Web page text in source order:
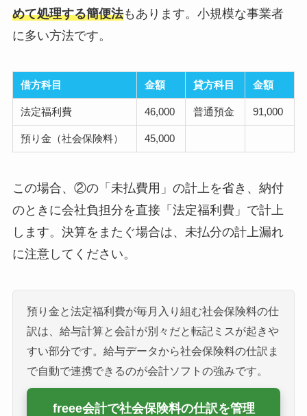
めて処理する簡便法もあります。小規模な事業者
に多い方法です。
借方科目 金額 貸方科目 金額
法定福利費 46,000 普通預金 91,000
預り金（社会保険料） 45,000
この場合、②の「未払費用」の計上を省き、納付
のときに会社負担分を直接「法定福利費」で計上
します。決算をまたぐ場合は、未払分の計上漏れ
に注意してください。
預り金と法定福利費が毎月入り組む社会保険料の仕
訳は、給与計算と会計が別々だと転記ミスが起きや
すい部分です。給与データから社会保険料の仕訳ま
で自動で連携できるのが会計ソフトの強みです。
freee会計で社会保険料の仕訳を管理